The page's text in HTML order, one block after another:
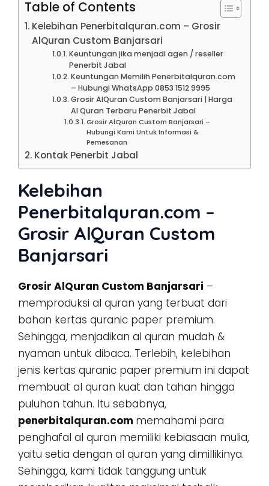
Table of Contents
Kelebihan Penerbitalquran.com – Grosir
AlQuran Custom Banjarsari
Keuntungan jika menjadi agen / reseller
Penerbit Jabal
Keuntungan Memilih Penerbitalquran.com
– Hubungi WhatsApp 0853 1512 9995
Grosir AlQuran Custom Banjarsari | Harga
Al Quran Terbaru Penerbit Jabal
Grosir AlQuran Custom Banjarsari –
Hubungi Kami Untuk Informasi &
Pemesanan
Kontak Penerbit Jabal
Kelebihan
Penerbitalquran.com –
Grosir AlQuran Custom
Banjarsari
Grosir AlQuran Custom Banjarsari –
memproduksi al quran yang terbuat dari
bahan kertas quranic paper premium.
Sehingga, menjadikan al quran mudah &
nyaman untuk dibaca. Terlebih, kelebihan
jenis kertas quranic paper premium ini dapat
membuat al quran kuat dan tahan hingga
puluhan tahun. Itu sebabnya,
penerbitalquran.com memahami para
penghafal al quran memiliki kebiasaan mulia,
yaitu setia dengan al quran yang dimillikinya.
Sehingga, kami tidak tanggung untuk